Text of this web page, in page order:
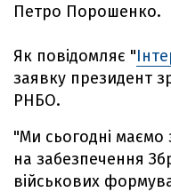
Петро Порошенко.
Як повідомляє "
заявку президент
РНБО.
"Ми сьогодні маємо
на забезпечення
військових